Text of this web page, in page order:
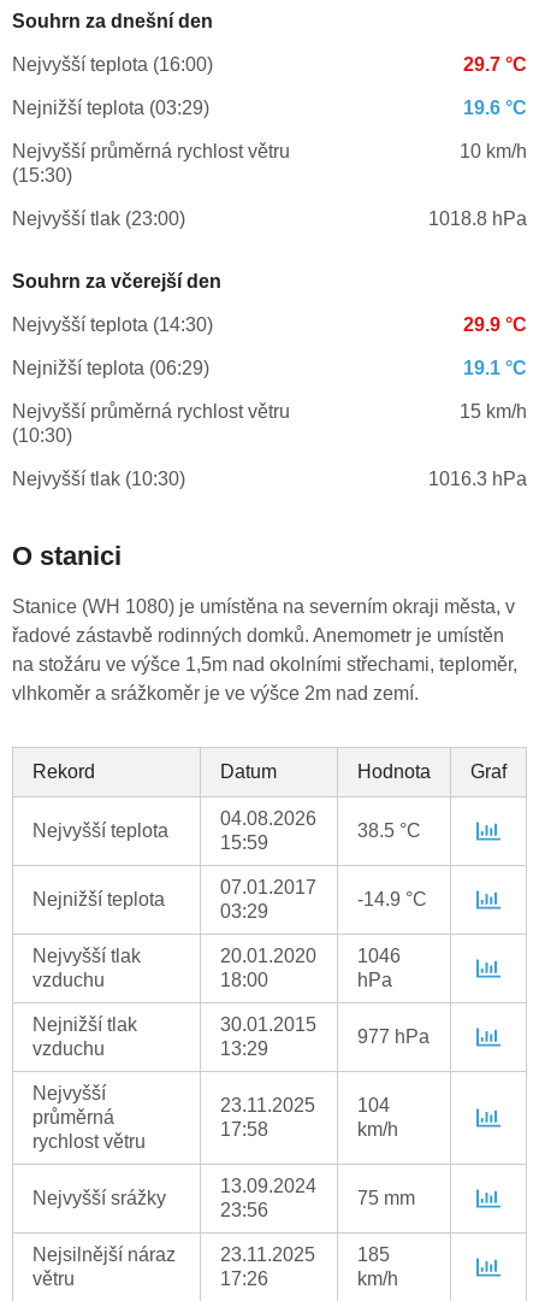
Souhrn za dnešní den
Nejvyšší teplota (16:00) 29.7 °C
Nejnižší teplota (03:29) 19.6 °C
Nejvyšší průměrná rychlost větru
(15:30)
10 km/h
Nejvyšší tlak (23:00) 1018.8 hPa
Souhrn za včerejší den
Nejvyšší teplota (14:30) 29.9 °C
Nejnižší teplota (06:29) 19.1 °C
Nejvyšší průměrná rychlost větru
(10:30)
15 km/h
Nejvyšší tlak (10:30) 1016.3 hPa
O stanici
Stanice (WH 1080) je umístěna na severním okraji města, v
řadové zástavbě rodinných domků. Anemometr je umístěn
na stožáru ve výšce 1,5m nad okolními střechami, teploměr,
vlhkoměr a srážkoměr je ve výšce 2m nad zemí.
Rekord Datum Hodnota Graf
Nejvyšší teplota
04.08.2026
15:59
38.5 °C
Nejnižší teplota
07.01.2017
03:29
-14.9 °C
Nejvyšší tlak
vzduchu
20.01.2020
18:00
1046
hPa
Nejnižší tlak
vzduchu
30.01.2015
13:29
977 hPa
Nejvyšší
průměrná
rychlost větru
23.11.2025
17:58
104
km/h
Nejvyšší srážky
13.09.2024
23:56
75 mm
Nejsilnější náraz
větru
23.11.2025
17:26
185
km/h